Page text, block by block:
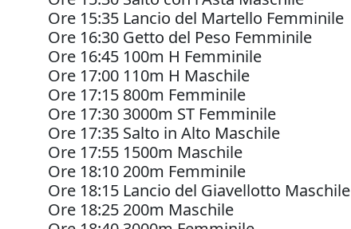
Ore 15:35 Lancio del Martello Femminile
Ore 16:30 Getto del Peso Femminile
Ore 16:45 100m H Femminile
Ore 17:00 110m H Maschile
Ore 17:15 800m Femminile
Ore 17:30 3000m ST Femminile
Ore 17:35 Salto in Alto Maschile
Ore 17:55 1500m Maschile
Ore 18:10 200m Femminile
Ore 18:15 Lancio del Giavellotto Maschile
Ore 18:25 200m Maschile